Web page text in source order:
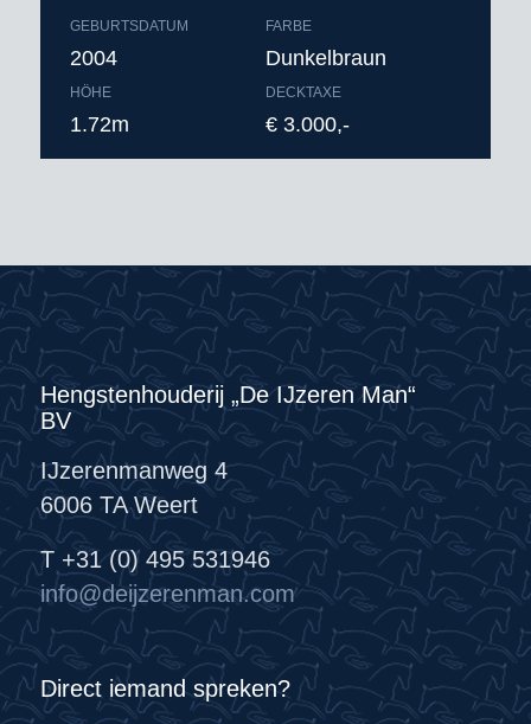
GEBURTSDATUM
2004
HÖHE
1.72m
FARBE
Dunkelbraun
DECKTAXE
€ 3.000,-
Hengstenhouderij „De IJzeren Man“
BV
IJzerenmanweg 4
6006 TA Weert
T +31 (0) 495 531946
info@deijzerenman.com
Direct iemand spreken?